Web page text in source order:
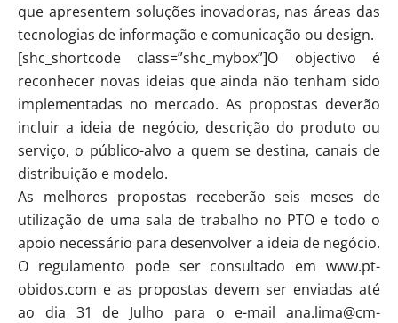
que apresentem soluções inovadoras, nas áreas das
tecnologias de informação e comunicação ou design.
[shc_shortcode class=”shc_mybox”]O objectivo é
reconhecer novas ideias que ainda não tenham sido
implementadas no mercado. As propostas deverão
incluir a ideia de negócio, descrição do produto ou
serviço, o público-alvo a quem se destina, canais de
distribuição e modelo.
As melhores propostas receberão seis meses de
utilização de uma sala de trabalho no PTO e todo o
apoio necessário para desenvolver a ideia de negócio.
O regulamento pode ser consultado em www.pt-
obidos.com e as propostas devem ser enviadas até
ao dia 31 de Julho para o e-mail ana.lima@cm-